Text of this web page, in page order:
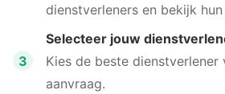
dienstverleners en bekijk
3
Selecteer jouw
Kies de beste dienstverlener
aanvraag.